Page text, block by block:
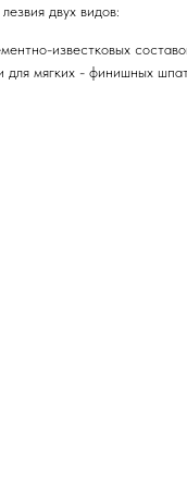
двух видов:
известковых
мягких - финишных